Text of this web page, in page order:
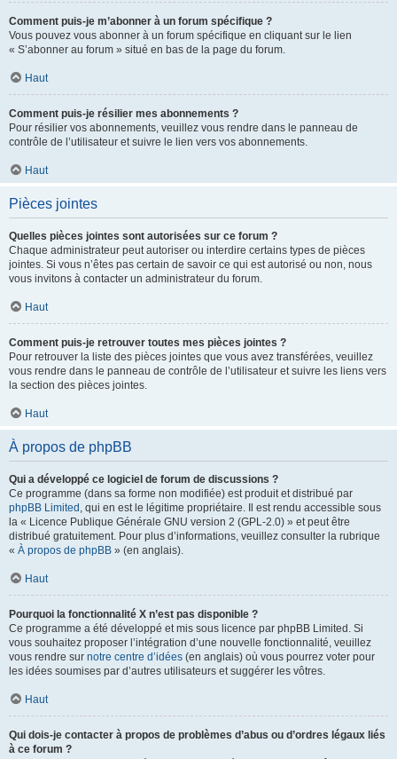
Comment puis-je m’abonner à un forum spécifique ?
Vous pouvez vous abonner à un forum spécifique en cliquant sur le lien
« S’abonner au forum » situé en bas de la page du forum.
Haut
Comment puis-je résilier mes abonnements ?
Pour résilier vos abonnements, veuillez vous rendre dans le panneau de
contrôle de l’utilisateur et suivre le lien vers vos abonnements.
Haut
Pièces jointes
Quelles pièces jointes sont autorisées sur ce forum ?
Chaque administrateur peut autoriser ou interdire certains types de pièces
jointes. Si vous n’êtes pas certain de savoir ce qui est autorisé ou non, nous
vous invitons à contacter un administrateur du forum.
Haut
Comment puis-je retrouver toutes mes pièces jointes ?
Pour retrouver la liste des pièces jointes que vous avez transférées, veuillez
vous rendre dans le panneau de contrôle de l’utilisateur et suivre les liens vers
la section des pièces jointes.
Haut
À propos de phpBB
Qui a développé ce logiciel de forum de discussions ?
Ce programme (dans sa forme non modifiée) est produit et distribué par
phpBB Limited , qui en est le légitime propriétaire. Il est rendu accessible sous
la « Licence Publique Générale GNU version 2 (GPL-2.0) » et peut être
distribué gratuitement. Pour plus d’informations, veuillez consulter la rubrique
« À propos de phpBB » (en anglais).
Haut
Pourquoi la fonctionnalité X n’est pas disponible ?
Ce programme a été développé et mis sous licence par phpBB Limited. Si
vous souhaitez proposer l’intégration d’une nouvelle fonctionnalité, veuillez
vous rendre sur notre centre d’idées (en anglais) où vous pourrez voter pour
les idées soumises par d’autres utilisateurs et suggérer les vôtres.
Haut
Qui dois-je contacter à propos de problèmes d’abus ou d’ordres légaux liés
à ce forum ?